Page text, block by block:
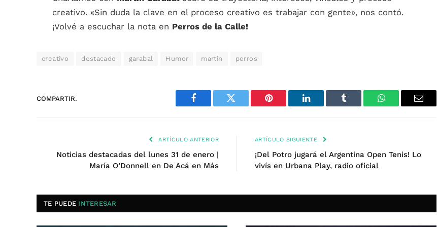
creativo. «Sin duda la clave en el proceso creativo es trabajar con gente», nos contó.
¡Volvé a escuchar la nota en Perros de la Calle!
creativo destacado garabal Humor martin perros
COMPARTIR.
Facebook Twitter Pinterest LinkedIn Tumblr WhatsAppEmail
ARTÍCULO ANTERIOR
Noticias destacadas del lunes 31 de enero |
María O’Donnell en De Acá en Más
ARTÍCULO SIGUIENTE
¡Del Potro jugará el Argentina Open Tenis! Lo
vivís en Urbana Play, radio oficial
TE PUEDE INTERESAR